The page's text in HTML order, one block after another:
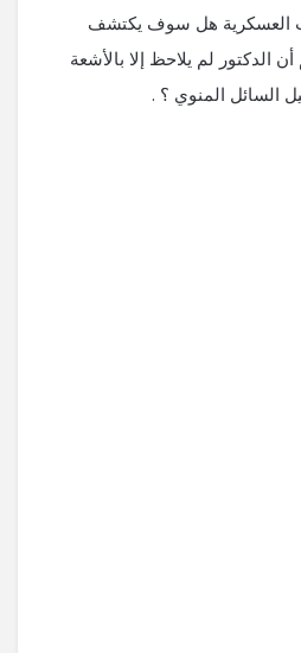
العسكرية هل سوف يكتشف
الدكتور لم يلاحظ إلا بالأشعة
السائل المنوي ؟ .